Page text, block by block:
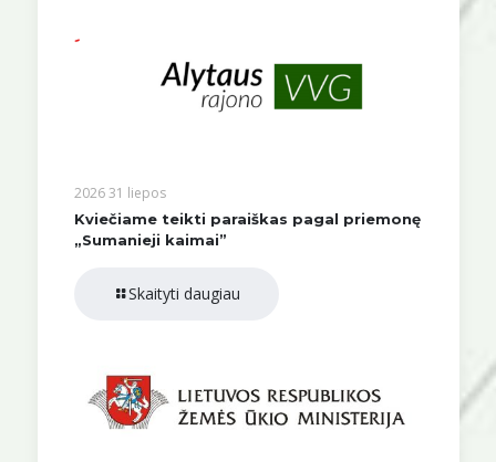
2026 31 liepos
Kviečiame teikti paraiškas pagal priemonę
„Sumanieji kaimai”
Skaityti daugiau